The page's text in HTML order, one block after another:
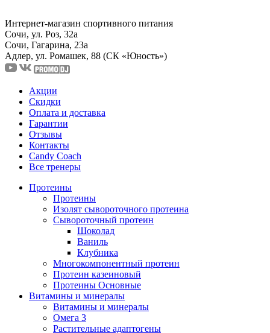
Интернет-магазин спортивного питания
Сочи, ул. Роз, 32а
Сочи, Гагарина, 23а
Адлер, ул. Ромашек, 88 (СК «Юность»)
Акции
Скидки
Оплата и доставка
Гарантии
Отзывы
Контакты
Candy Coach
Все тренеры
Протеины
Протеины
Изолят сывороточного протеина
Сывороточный протеин
Шоколад
Ваниль
Клубника
Многокомпонентный протеин
Протеин казеиновый
Протеины Основные
Витамины и минералы
Витамины и минералы
Омега 3
Растительные адаптогены